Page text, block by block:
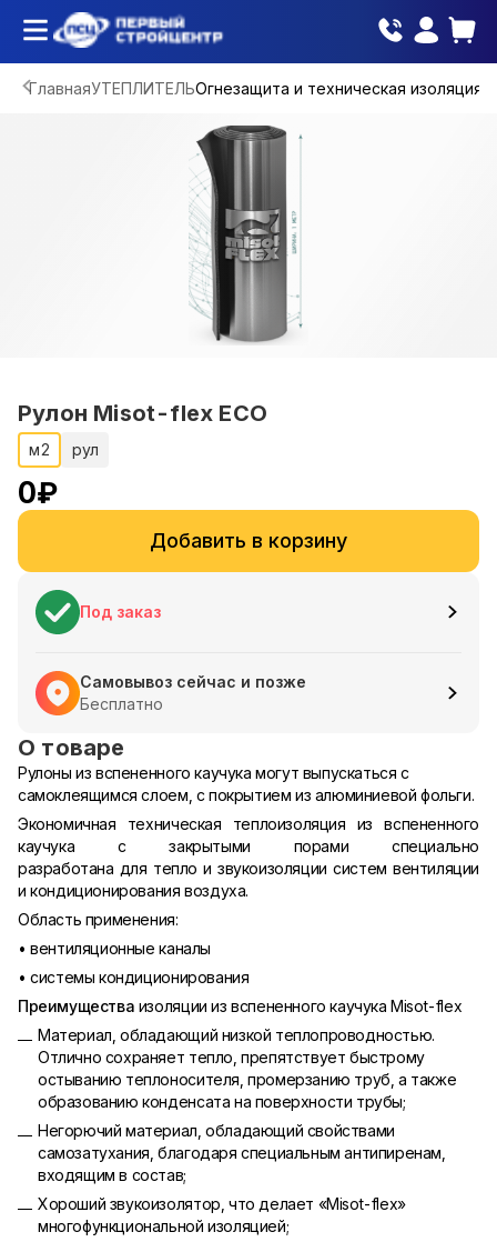
ГлавнаяУТЕПЛИТЕЛЬОгнезащита и техническая изоляция
Рулон Misot-flex ECO
м2 рул
0₽
Добавить в корзину
Под заказ
Самовывоз сейчас и позже
Бесплатно
О товаре
Рулоны из вспененного каучука могут выпускаться с
самоклеящимся слоем, с покрытием из алюминиевой фольги.
Экономичная техническая теплоизоляция из вспененного
каучука с закрытыми порами специально
разработана для тепло и звукоизоляции систем вентиляции
и кондиционирования воздуха.
Область применения:
• вентиляционные каналы
• системы кондиционирования
Преимущества изоляции из вспененного каучука Misot-flex
Материал, обладающий низкой теплопроводностью.
Отлично сохраняет тепло, препятствует быстрому
остыванию теплоносителя, промерзанию труб, а также
образованию конденсата на поверхности трубы;
Негорючий материал, обладающий свойствами
самозатухания, благодаря специальным антипиренам,
входящим в состав;
Хороший звукоизолятор, что делает «Misot-flex»
многофункциональной изоляцией;